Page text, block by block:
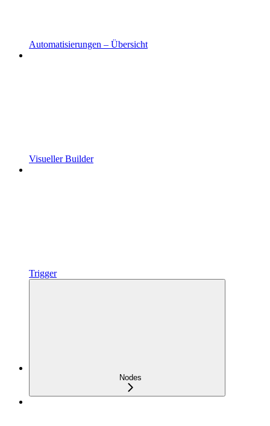
Automatisierungen – Übersicht
Visueller Builder
Trigger
Nodes